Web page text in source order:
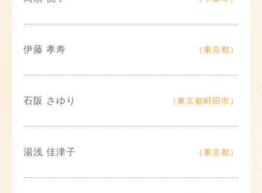
伊藤 孝寿 （東京都）
石阪 さゆり （東京都町田市）
湯浅 佳津子 （東京都）